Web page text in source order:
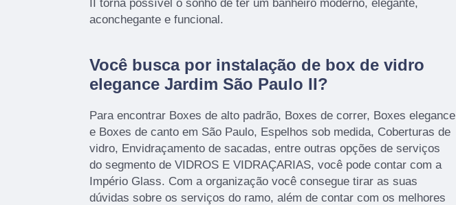
II torna possível o sonho de ter um banheiro moderno, elegante,
aconchegante e funcional.
Você busca por instalação de box de vidro
elegance Jardim São Paulo II?
Para encontrar Boxes de alto padrão, Boxes de correr, Boxes elegance
e Boxes de canto em São Paulo, Espelhos sob medida, Coberturas de
vidro, Envidraçamento de sacadas, entre outras opções de serviços
do segmento de VIDROS E VIDRAÇARIAS, você pode contar com a
Império Glass. Com a organização você consegue tirar as suas
dúvidas sobre os serviços do ramo, além de contar com os melhores